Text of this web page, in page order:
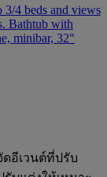
4 beds and views
Bathtub with
minibar, 32"
อีเวนต์ที่ปรับ